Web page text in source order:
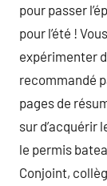
pour passer
pour l’été !
expérimenter
recommandé
pages de
sur d’acquérir
le permis
Conjoint,